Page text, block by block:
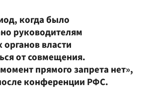
когда было
руководителям
власти
от совмещения.
прямого запрета нет»,
конференции РФС.